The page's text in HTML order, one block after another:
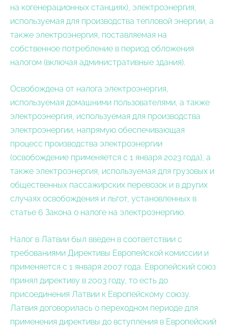
на когенерационных станциях), электроэнергия,
используемая для производства тепловой энергии, а
также электроэнергия, поставляемая на
собственное потребление в период обложения
налогом (включая административные здания).
Освобождена от налога электроэнергия,
используемая домашними пользователями, а также
электроэнергия, используемая для производства
электроэнергии, напрямую обеспечивающая
процесс производства электроэнергии
(освобождение применяется с 1 января 2023 года), а
также электроэнергия, используемая для грузовых и
общественных пассажирских перевозок и в других
случаях освобождения и льгот, установленных в
статье 6 Закона о налоге на электроэнергию.
Налог в Латвии был введен в соответствии с
требованиями Директивы Европейской комиссии и
применяется с 1 января 2007 года. Европейский союз
принял директиву в 2003 году, то есть до
присоединения Латвии к Европейскому союзу.
Латвия договорилась о переходном периоде для
применения директивы до вступления в Европейский